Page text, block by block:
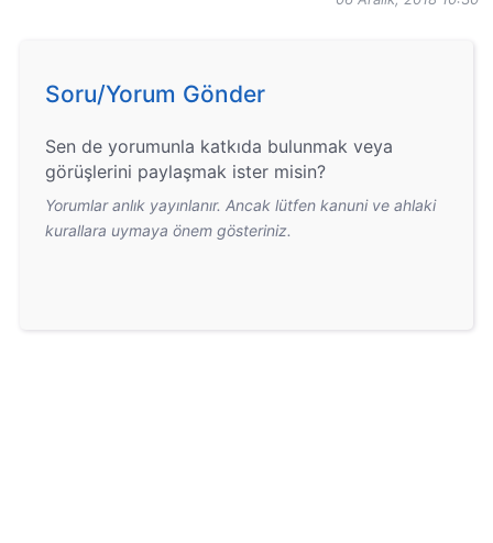
Soru/Yorum Gönder
Sen de yorumunla katkıda bulunmak veya
görüşlerini paylaşmak ister misin?
Yorumlar anlık yayınlanır. Ancak lütfen kanuni ve ahlaki
kurallara uymaya önem gösteriniz.